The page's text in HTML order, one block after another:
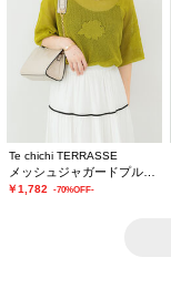
Te chichi TERRASSE
￥1,782 -70%OFF-